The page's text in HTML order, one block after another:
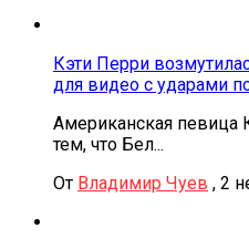
Кэти Перри
для видео с ударами
Американская певица
тем, что Бел...
От Владимир Чуев , 2